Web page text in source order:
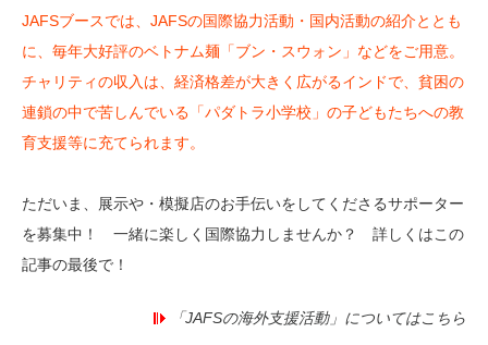
JAFSブースでは、JAFSの国際協力活動・国内活動の紹介ととも
に、毎年大好評のベトナム麺「ブン・スウォン」などをご用意。
チャリティの収入は、経済格差が大きく広がるインドで、貧困の
連鎖の中で苦しんでいる「パダトラ小学校」の子どもたちへの教
育支援等に充てられます。
ただいま、展示や・模擬店のお手伝いをしてくださるサポーター
を募集中！ 一緒に楽しく国際協力しませんか？ 詳しくはこの
記事の最後で！
「JAFSの海外支援活動」についてはこちら